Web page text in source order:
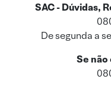
SAC - Dúvidas,
De segunda a
Se